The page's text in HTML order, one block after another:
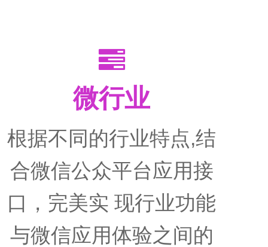

微行业
根据不同的行业特点,结
合微信公众平台应用接
口，完美实 现行业功能
与微信应用体验之间的